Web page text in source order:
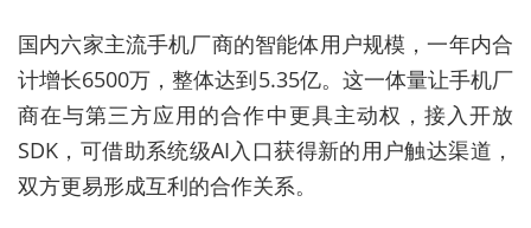
国内六家主流手机厂商的智能体用户规模，一年内合
计增长6500万，整体达到5.35亿。这一体量让手机厂
商在与第三方应用的合作中更具主动权，接入开放
SDK，可借助系统级AI入口获得新的用户触达渠道，
双方更易形成互利的合作关系。